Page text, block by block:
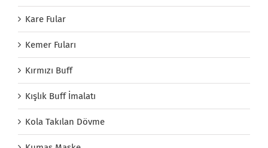
Kare Fular
Kemer Fuları
Kırmızı Buff
Kışlık Buff İmalatı
Kola Takılan Dövme